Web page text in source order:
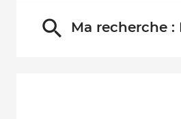
Ma recherche :